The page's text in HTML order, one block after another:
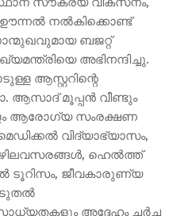
ഊന്നൽ നൽകിക്കൊണ്ട്
ബജറ്റ്
അഭിനന്ദിച്ചു.
ആസ്റ്ററിന്റെ
ആസാദ് മൂപ്പൻ വീണ്ടും
ആരോഗ്യ സംരക്ഷണ
വിദ്യാഭ്യാസം,
ഹെൽത്ത്
ടൂറിസം, ജീവകാരുണ്യ
അദ്ദേഹം ചർച്ച